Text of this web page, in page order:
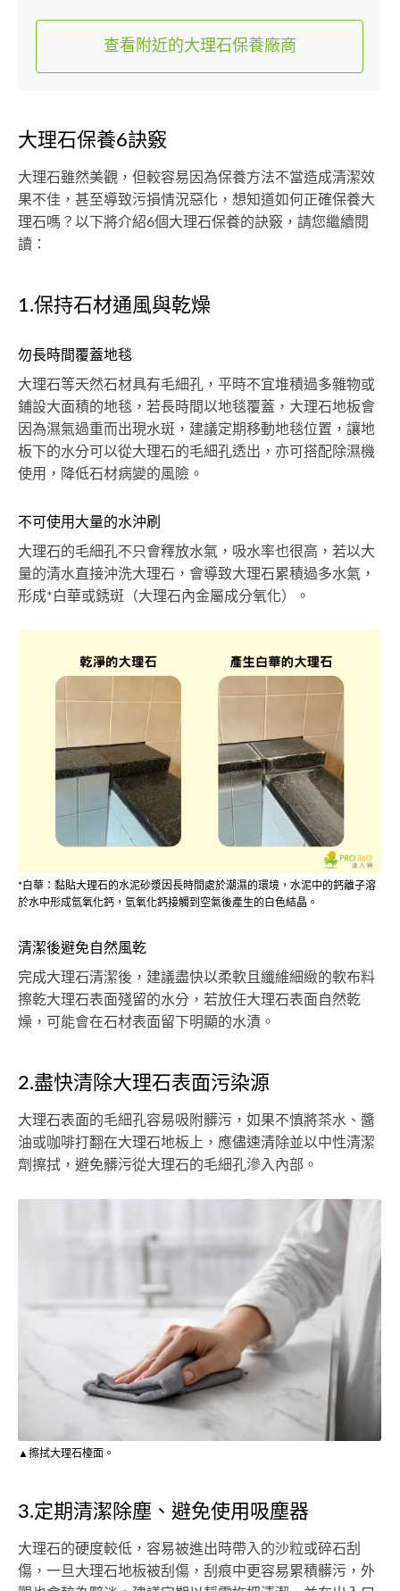
查看附近的大理石保養廠商
大理石保養6訣竅
大理石雖然美觀，但較容易因為保養方法不當造成清潔效
果不佳，甚至導致污損情況惡化，想知道如何正確保養大
理石嗎？以下將介紹6個大理石保養的訣竅，請您繼續閱
讀：
1.保持石材通風與乾燥
勿長時間覆蓋地毯
大理石等天然石材具有毛細孔，平時不宜堆積過多雜物或
鋪設大面積的地毯，若長時間以地毯覆蓋，大理石地板會
因為濕氣過重而出現水斑，建議定期移動地毯位置，讓地
板下的水分可以從大理石的毛細孔透出，亦可搭配除濕機
使用，降低石材病變的風險。
不可使用大量的水沖刷
大理石的毛細孔不只會釋放水氣，吸水率也很高，若以大
量的清水直接沖洗大理石，會導致大理石累積過多水氣，
形成*白華或銹斑（大理石內金屬成分氧化）。
*白華：黏貼大理石的水泥砂漿因長時間處於潮濕的環境，水泥中的鈣離子溶
於水中形成氫氧化鈣，氫氧化鈣接觸到空氣後產生的白色結晶。
清潔後避免自然風乾
完成大理石清潔後，建議盡快以柔軟且纖維細緻的軟布料
擦乾大理石表面殘留的水分，若放任大理石表面自然乾
燥，可能會在石材表面留下明顯的水漬。
2.盡快清除大理石表面污染源
大理石表面的毛細孔容易吸附髒污，如果不慎將茶水、醬
油或咖啡打翻在大理石地板上，應儘速清除並以中性清潔
劑擦拭，避免髒污從大理石的毛細孔滲入內部。
▲擦拭大理石檯面。
3.定期清潔除塵、避免使用吸塵器
大理石的硬度較低，容易被進出時帶入的沙粒或碎石刮
傷，一旦大理石地板被刮傷，刮痕中更容易累積髒污，外